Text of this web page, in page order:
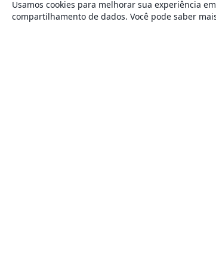
Usamos cookies para melhorar sua experiência
compartilhamento de dados. Você pode saber